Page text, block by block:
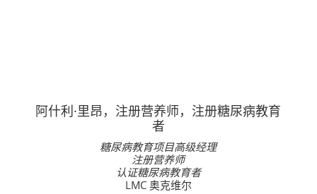
阿什利·里昂，注册营养师，注册糖尿病教育
者
糖尿病教育项目高级经理
注册营养师
认证糖尿病教育者
LMC 奥克维尔